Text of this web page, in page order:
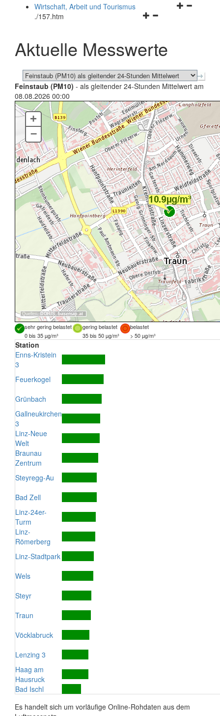
schließen
Navigationsmenü
schließen
Wirtschaft, Arbeit und Tourismus
./157.htm
Aktuelle Messwerte
Feinstaub (PM10) - als gleitender 24-Stunden Mittelwert am
08.08.2026 00:00
Quellen: DORIS, basemap.at
+
–
sehr gering belastet gering belastet
belastet
0 bis 35 µg/m³
35 bis 50 µg/m³ > 50 µg/m³
Station
Enns-Kristein
3
Feuerkogel
Grünbach
Gallneukirchen
3
Linz-Neue
Welt
Braunau
Zentrum
Steyregg-Au
Bad Zell
Linz-24er-
Turm
Linz-
Römerberg
Linz-Stadtpark
Wels
Steyr
Traun
Vöcklabruck
Lenzing 3
Haag am
Hausruck
Bad Ischl
Es handelt sich um vorläufige Online-Rohdaten aus dem